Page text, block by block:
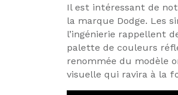
Il est intéressant de
la marque Dodge. Les
l’ingénierie rappellent
palette de couleurs
renommée du modèle
visuelle qui ravira à la